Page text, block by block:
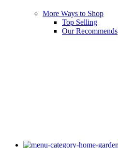
More Ways to Shop
Top Selling
Our Recommends